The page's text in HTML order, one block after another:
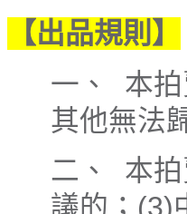
【出品規則】
一、 本拍
其他無法
二、 本拍
議的；(3)